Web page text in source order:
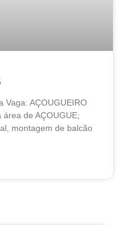
Vaga: AÇOUGUEIRO
de AÇOUGUE;
montagem de balcão